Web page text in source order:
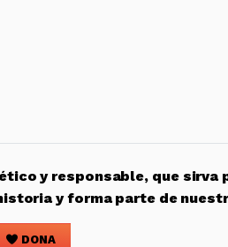
y responsable, que sirva
y forma parte de
DONA